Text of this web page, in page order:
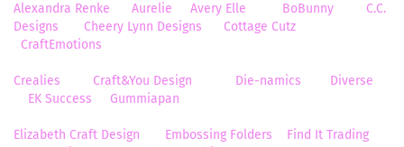
Alexandra Renke Aurelie Avery Elle BoBunny
C.C.
Designs
Cheery Lynn Designs
Cottage Cutz
CraftEmotions
Crealies Craft&You Design Die-namics
Diverse
EK Success
Gummiapan
Elizabeth Craft Design Embossing Folders
Find It Trading